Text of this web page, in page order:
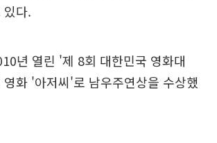
있다.
년 열린 '제 8회 대한민국 영화대
화 '아저씨'로 남우주연상을 수상했